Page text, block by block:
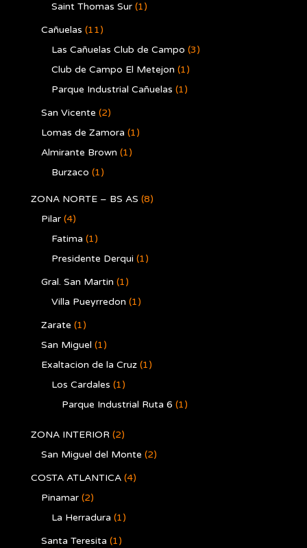
Saint Thomas Sur (1)
Cañuelas (11)
Las Cañuelas Club de Campo (3)
Club de Campo El Metejon (1)
Parque Industrial Cañuelas (1)
San Vicente (2)
Lomas de Zamora (1)
Almirante Brown (1)
Burzaco (1)
ZONA NORTE – BS AS (8)
Pilar (4)
Fatima (1)
Presidente Derqui (1)
Gral. San Martin (1)
Villa Pueyrredon (1)
Zarate (1)
San Miguel (1)
Exaltacion de la Cruz (1)
Los Cardales (1)
Parque Industrial Ruta 6 (1)
ZONA INTERIOR (2)
San Miguel del Monte (2)
COSTA ATLANTICA (4)
Pinamar (2)
La Herradura (1)
Santa Teresita (1)